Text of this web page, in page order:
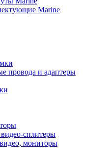
Marine
провода и адаптеры
сплитеры
мониторы